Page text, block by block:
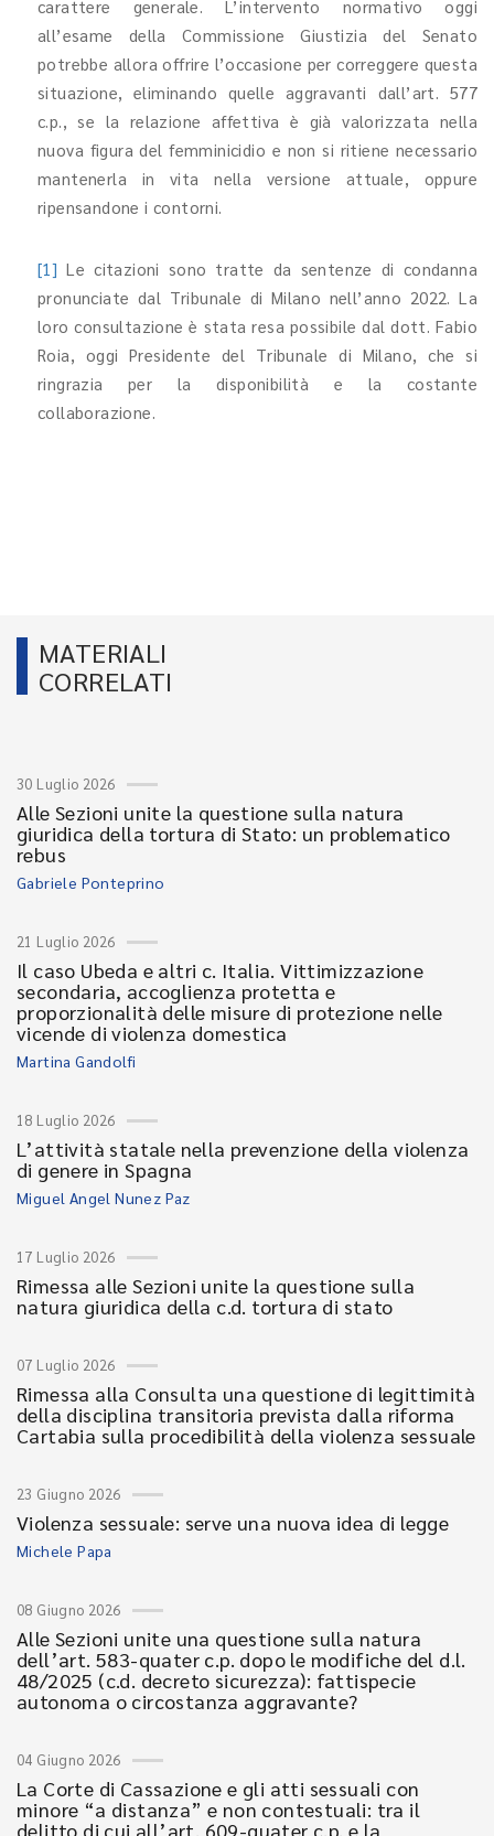
carattere generale. L’intervento normativo oggi
all’esame della Commissione Giustizia del Senato
potrebbe allora offrire l’occasione per correggere questa
situazione, eliminando quelle aggravanti dall’art. 577
c.p., se la relazione affettiva è già valorizzata nella
nuova figura del femminicidio e non si ritiene necessario
mantenerla in vita nella versione attuale, oppure
ripensandone i contorni.
[1] Le citazioni sono tratte da sentenze di condanna
pronunciate dal Tribunale di Milano nell’anno 2022. La
loro consultazione è stata resa possibile dal dott. Fabio
Roia, oggi Presidente del Tribunale di Milano, che si
ringrazia per la disponibilità e la costante
collaborazione.
MATERIALI
CORRELATI
30 Luglio 2026
Alle Sezioni unite la questione sulla natura
giuridica della tortura di Stato: un problematico
rebus
Gabriele Ponteprino
21 Luglio 2026
Il caso Ubeda e altri c. Italia. Vittimizzazione
secondaria, accoglienza protetta e
proporzionalità delle misure di protezione nelle
vicende di violenza domestica
Martina Gandolfi
18 Luglio 2026
L’attività statale nella prevenzione della violenza
di genere in Spagna
Miguel Angel Nunez Paz
17 Luglio 2026
Rimessa alle Sezioni unite la questione sulla
natura giuridica della c.d. tortura di stato
07 Luglio 2026
Rimessa alla Consulta una questione di legittimità
della disciplina transitoria prevista dalla riforma
Cartabia sulla procedibilità della violenza sessuale
23 Giugno 2026
Violenza sessuale: serve una nuova idea di legge
Michele Papa
08 Giugno 2026
Alle Sezioni unite una questione sulla natura
dell’art. 583-quater c.p. dopo le modifiche del d.l.
48/2025 (c.d. decreto sicurezza): fattispecie
autonoma o circostanza aggravante?
04 Giugno 2026
La Corte di Cassazione e gli atti sessuali con
minore “a distanza” e non contestuali: tra il
delitto di cui all’art. 609-quater c.p. e la